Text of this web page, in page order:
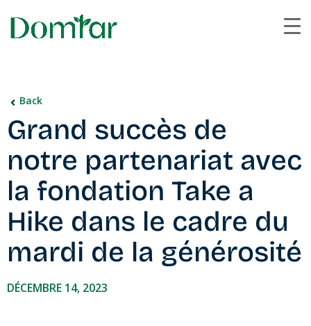
Back
Grand succès de
notre partenariat avec
la fondation Take a
Hike dans le cadre du
mardi de la générosité
DÉCEMBRE 14, 2023